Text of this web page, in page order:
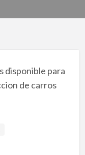
disponible para
de carros
ID